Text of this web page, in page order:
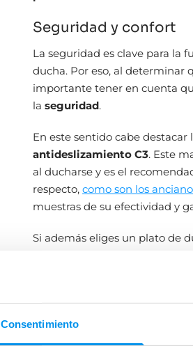
Consentimiento
Seguridad y confort
La seguridad es clave para la
ducha. Por eso, al determinar
importante tener en cuenta
la seguridad.
En este sentido cabe
antideslizamiento C3. Este
al ducharse y es el
respecto, como son los
muestras de su efectividad y
Si además eliges un plato de
ello dependen cuestiones